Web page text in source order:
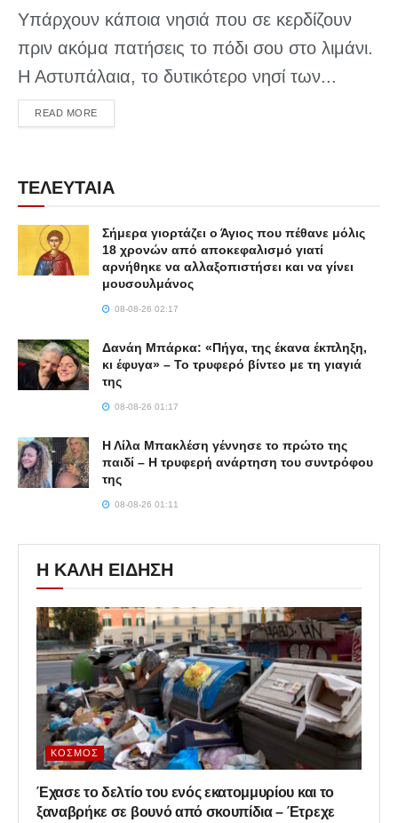
Υπάρχουν κάποια νησιά που σε κερδίζουν
πριν ακόμα πατήσεις το πόδι σου στο λιμάνι.
Η Αστυπάλαια, το δυτικότερο νησί των...
READ MOREDETAILS
ΤΕΛΕΥΤΑΙΑ
Σήμερα γιορτάζει ο Άγιος που πέθανε μόλις
18 χρονών από αποκεφαλισμό γιατί
αρνήθηκε να αλλαξοπιστήσει και να γίνει
μουσουλμάνος
08-08-26 02:17
Δανάη Μπάρκα: «Πήγα, της έκανα έκπληξη,
κι έφυγα» – Το τρυφερό βίντεο με τη γιαγιά
της
08-08-26 01:17
Η Λίλα Μπακλέση γέννησε το πρώτο της
παιδί – Η τρυφερή ανάρτηση του συντρόφου
της
08-08-26 01:11
Η ΚΑΛΗ ΕΙΔΗΣΗ
ΚΌΣΜΟΣ
Έχασε το δελτίο του ενός εκατομμυρίου και το
ξαναβρήκε σε βουνό από σκουπίδια – Έτρεχε